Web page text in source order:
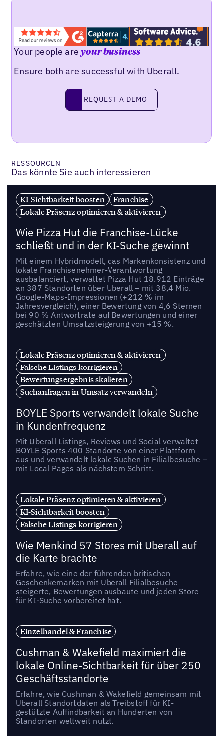
Your people areyour business
Ensure both are successful with Uberall.
request a demo
REQUEST A DEMO
RESSOURCEN
Das könnte Sie auch interessieren
KI-Sichtbarkeit boosten
Franchise
Lokale Präsenz optimieren & aktivieren
Wie Pizza Hut die Franchise-Lücke
schließt und in der KI-Suche gewinnt
Mit einem Hybridmodell, das Markenkonsistenz und
lokale Franchisenehmer-Verantwortung
ausbalanciert, verwaltet Pizza Hut 18.912 Einträge
an 387 Standorten über Uberall – mit 38,4 Mio.
Google-Maps-Impressionen (+212 % im
Jahresvergleich), einer Bewertung von 4,6 Sternen
bei 90 % Antwortrate auf Bewertungen und einer
geschätzten Umsatzsteigerung von +15 %.
Lokale Präsenz optimieren & aktivieren
Falsche Listings korrigieren
Bewertungsergebnis skalieren
Suchanfragen in Umsatz verwandeln
BOYLE Sports verwandelt lokale Suche
in Kundenfrequenz
Mit Uberall Listings, Reviews und Social verwaltet
BOYLE Sports 400 Standorte von einer Plattform
aus und verwandelt lokale Suchen in Filialbesuche –
mit Local Pages als nächstem Schritt.
Lokale Präsenz optimieren & aktivieren
KI-Sichtbarkeit boosten
Falsche Listings korrigieren
Wie Menkind 57 Stores mit Uberall auf
die Karte brachte
Erfahre, wie eine der führenden britischen
Geschenkemarken mit Uberall Filialbesuche
steigerte, Bewertungen ausbaute und jeden Store
für KI-Suche vorbereitet hat.
Einzelhandel & Franchise
Cushman & Wakefield maximiert die
lokale Online-Sichtbarkeit für über 250
Geschäftsstandorte
Erfahre, wie Cushman & Wakefield gemeinsam mit
Uberall Standortdaten als Treibstoff für KI-
gestützte Auffindbarkeit an Hunderten von
Standorten weltweit nutzt.